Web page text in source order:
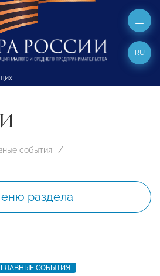
RU
события
раздела
ГЛАВНЫЕ СОБЫТИЯ